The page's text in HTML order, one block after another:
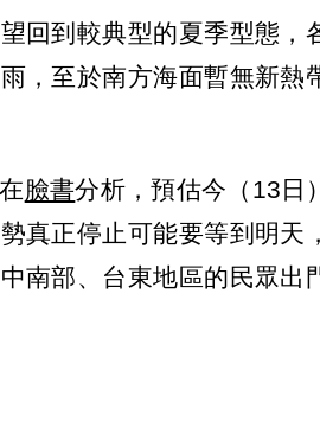
回到較典型的夏季型態，
，至於南方海面暫無新熱
臉書分析，預估今（13日
真正停止可能要等到明天
南部、台東地區的民眾出